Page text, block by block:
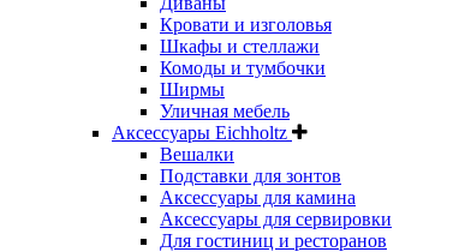
Кровати и изголовья
Шкафы и стеллажи
Комоды и тумбочки
Ширмы
Уличная мебель
Аксессуары Eichholtz
Вешалки
Подставки для зонтов
Аксессуары для камина
Аксессуары для сервировки
Для гостиниц и ресторанов